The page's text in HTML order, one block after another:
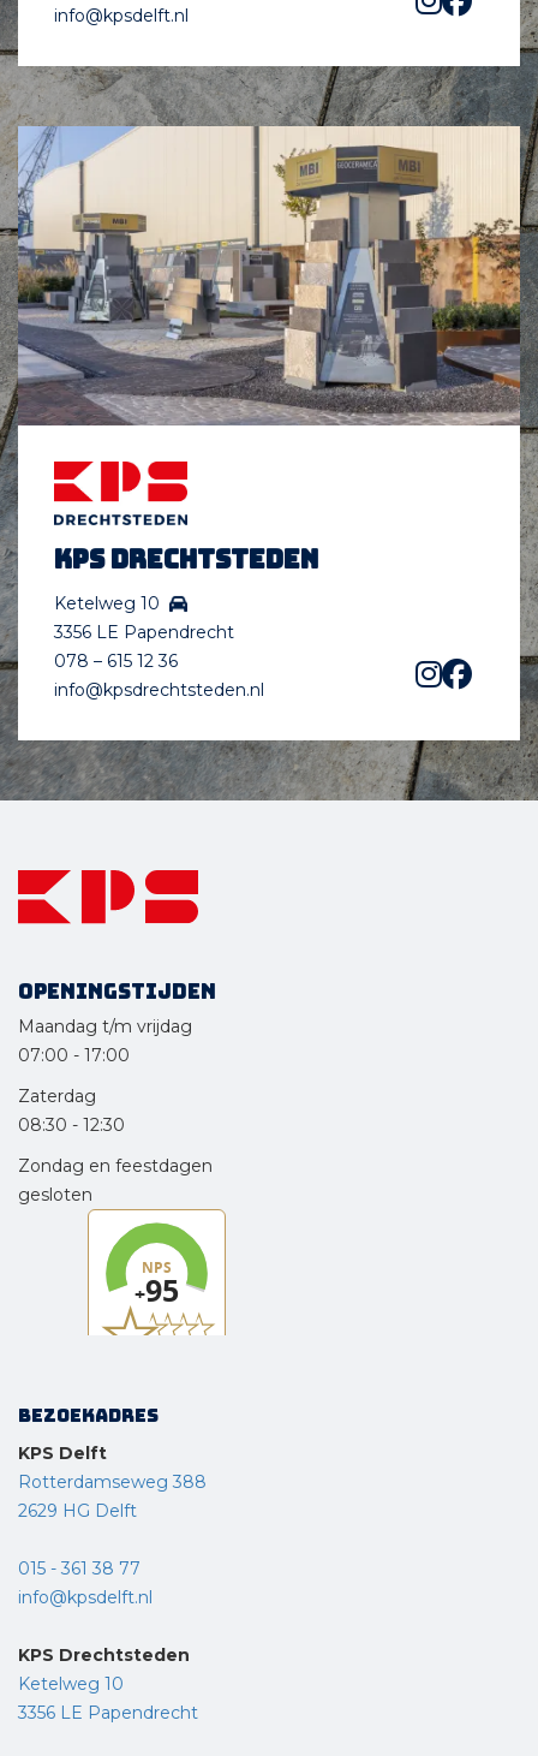
info@kpsdelft.nl
KPS Drechtsteden
Ketelweg 10
3356 LE Papendrecht
078 – 615 12 36
info@kpsdrechtsteden.nl
Openingstijden
Maandag t/m vrijdag
07:00 - 17:00
Zaterdag
08:30 - 12:30
Zondag en feestdagen
gesloten
Bezoekadres
KPS Delft
Rotterdamseweg 388
2629 HG Delft
015 - 361 38 77
info@kpsdelft.nl
KPS Drechtsteden
Ketelweg 10
3356 LE Papendrecht